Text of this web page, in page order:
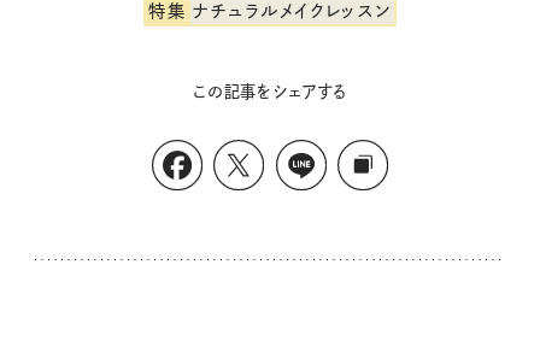
特集 ナチュラルメイクレッスン
この記事をシェアする